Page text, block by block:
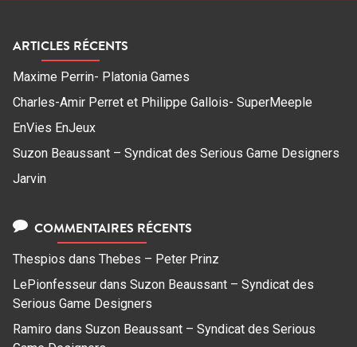
ARTICLES RÉCENTS
Maxime Perrin- Platonia Games
Charles-Amir Perret et Philippe Gallois- SuperMeeple
EnVies EnJeux
Suzon Beaussant – Syndicat des Serious Game Designers
Jarvin
COMMENTAIRES RÉCENTS
Thespios dans Thebes – Peter Prinz
LePionfesseur dans Suzon Beaussant – Syndicat des
Serious Game Designers
Ramiro dans Suzon Beaussant – Syndicat des Serious